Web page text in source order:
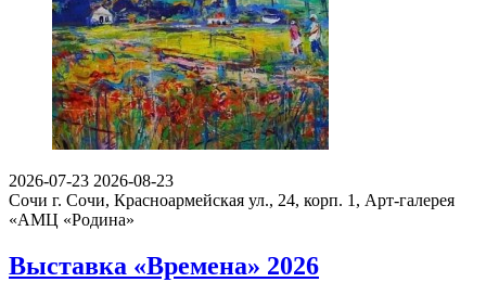
2026-07-23 2026-08-23
Сочи г. Сочи, Красноармейская ул., 24, корп. 1, Арт-галерея
«АМЦ «Родина»
Выставка «Времена» 2026